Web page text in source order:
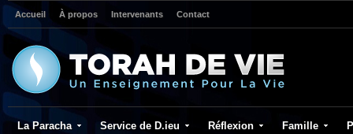
Accueil À propos Intervenants Contact
La Paracha Service de D.ieu Réflexion Famille